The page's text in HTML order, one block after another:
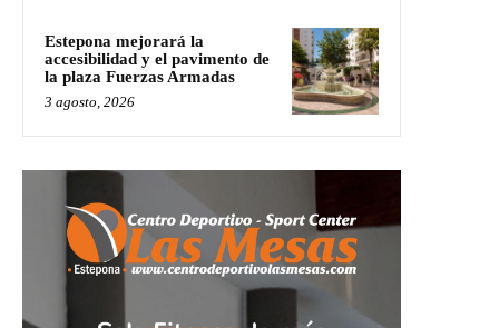
Estepona mejorará la
accesibilidad y el pavimento de
la plaza Fuerzas Armadas
3 agosto, 2026